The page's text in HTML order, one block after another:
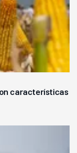
características